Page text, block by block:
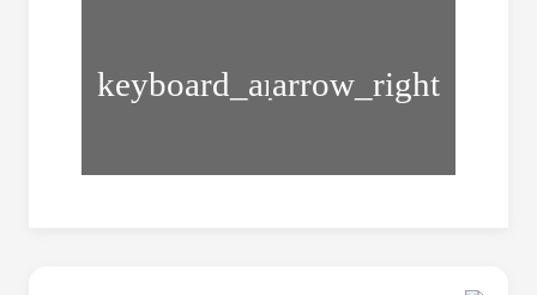
تشک
چه
و
شکستگی